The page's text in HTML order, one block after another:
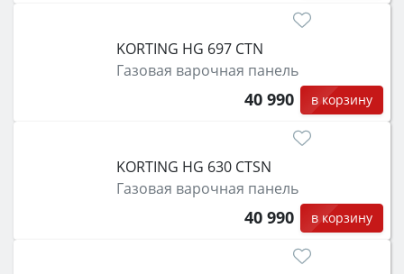
KORTING HG 697 CTN
Газовая варочная панель
40 990 в корзину
KORTING HG 630 CTSN
Газовая варочная панель
40 990 в корзину